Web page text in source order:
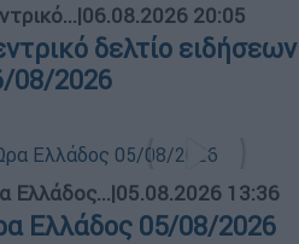
|06.08.2026 20:05
δελτίο ειδήσεων
08/2026
Ελλάδος...|05.08.2026 13:36
Ελλάδος 05/08/2026